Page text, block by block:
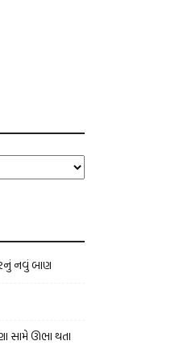
નવું બાણ
સામે ઊભા થતા